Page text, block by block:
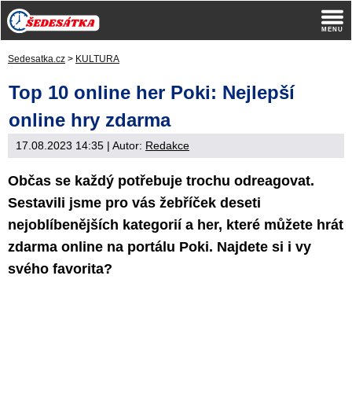
Sedesatka.cz > KULTURA
Top 10 online her Poki: Nejlepší
online hry zdarma
17.08.2023 14:35 | Autor: Redakce
Občas se každý potřebuje trochu odreagovat.
Sestavili jsme pro vás žebříček deseti
nejoblíbenějších kategorií a her, které můžete hrát
zdarma online na portálu Poki. Najdete si i vy
svého favorita?